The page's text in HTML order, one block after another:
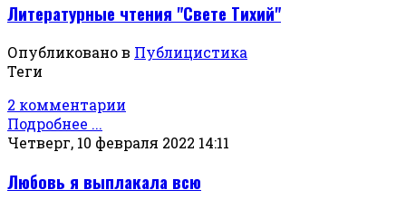
Литературные чтения "Свете Тихий"
Опубликовано в Публицистика
Теги
2 комментарии
Подробнее ...
Четверг, 10 февраля 2022 14:11
Любовь я выплакала всю